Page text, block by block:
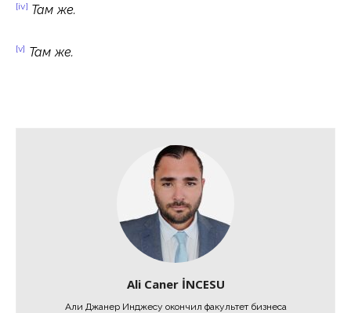
[iv] Там же.
[v] Там же.
Ali Caner İNCESU
Али Джанер Инджесу окончил факультет бизнеса